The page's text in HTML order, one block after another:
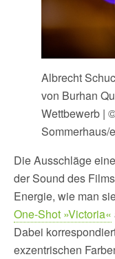
Albrecht
von Burhan
Wettbewerb |
Sommerhaus/
Die Ausschläge
der Sound des
Energie, wie man
One-Shot »Victoria«
Dabei
exzentrischen